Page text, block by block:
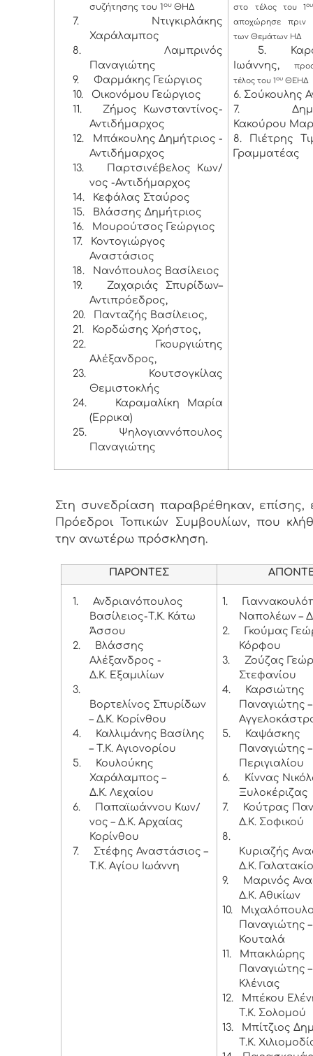
συζήτησης του 1ουΘΗΔ
7.
Ντιγκιρλάκης
Χαράλαμπος
8.
Λαμπρινός
Παναγιώτης
9.
Φαρμάκης Γεώργιος
10.
Οικονόμου Γεώργιος
11.
Ζήμος Κωνσταντίνος-
Αντιδήμαρχος
12.
Μπάκουλης Δημήτριος -
Αντιδήμαρχος
13.
Παρτσινέβελος Κων/
νος -Αντιδήμαρχος
14.
Κεφάλας Σταύρος
15.
Βλάσσης Δημήτριος
16.
Μουρούτσος Γεώργιος
17.
Κοντογιώργος
Αναστάσιος
18.
Νανόπουλος Βασίλειος
19.
Ζαχαριάς Σπυρίδων–
Αντιπρόεδρος,
20.
Πανταζής Βασίλειος,
21.
Κορδώσης Χρήστος,
22.
Γκουργιώτης
Αλέξανδρος,
23.
Κουτσογκίλας
Θεμιστοκλής
24.
Καραμαλίκη Μαρία
(Έρρικα)
25.
Ψηλογιαννόπουλος
Παναγιώτης
στο τέλος του 1ου
αποχώρησε πριν
των Θεμάτων ΗΔ
5.
Ιωάννης,
τέλος του 1ου ΘΕΗΔ
6. Σούκουλης
7.
Κακούρου
8. Πιέτρης
Γραμματέας
Στη συνεδρίαση παραβρέθηκαν, επίσης,
Πρόεδροι Τοπικών Συμβουλίων, που
την ανωτέρω πρόσκληση.
ΠΑΡΟΝΤΕΣ
1.
Ανδριανόπουλος
Βασίλειος-Τ.Κ. Κάτω
Άσσου
2.
Βλάσσης
Αλέξανδρος -
Δ.Κ. Εξαμιλίων
3.
Βορτελίνος Σπυρίδων
– Δ.Κ. Κορίνθου
4.
Καλλιμάνης Βασίλης
– Τ.Κ. Αγιονορίου
5.
Κουλούκης
Χαράλαμπος –
Δ.Κ. Λεχαίου
6.
Παπαϊωάννου Κων/
νος – Δ.Κ. Αρχαίας
Κορίνθου
7.
Στέφης Αναστάσιος –
Τ.Κ. Αγίου Ιωάννη
1.
Ναπολέων –
2.
Γκούμας
Κόρφου
3.
Ζούζας
Στεφανίου
4.
Καρσιώτης
Παναγιώτης –
5.
Καψάσκης
Παναγιώτης –
Περιγιαλίου
6.
Κίννας
Ξυλοκέριζας
7.
Κούτρας
Δ.Κ. Σοφικού
8.
Κυριαζής
Δ.Κ.
9.
Μαρινός
Δ.Κ. Αθικίων
10.
Παναγιώτης –
Κουταλά
11.
Μπακλώρης
Παναγιώτης –
Κλένιας
12.
Μπέκου
Τ.Κ. Σολομού
13.
Μπίτζιος
Τ.Κ.